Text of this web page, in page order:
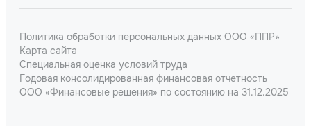
Политика обработки персональных данных ООО «ППР»
Карта сайта
Специальная оценка условий труда
Годовая консолидированная финансовая отчетность
ООО «Финансовые решения» по состоянию на 31.12.2025